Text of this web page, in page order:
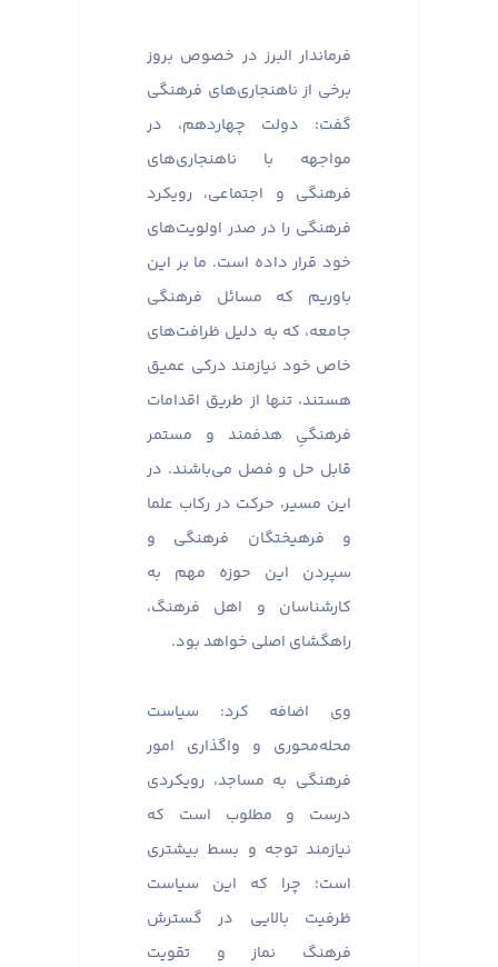
فرماندار البرز در خصوص بروز
برخی از ناهنجاری‌های فرهنگی
گفت: دولت چهاردهم، در
مواجهه با ناهنجاری‌های
فرهنگی و اجتماعی، رویکرد
فرهنگی را در صدر اولویت‌های
خود قرار داده است. ما بر این
باوریم که مسائل فرهنگی
جامعه، که به دلیل ظرافت‌های
خاص خود نیازمند درکی عمیق
هستند، تنها از طریق اقدامات
فرهنگیِ هدفمند و مستمر
قابل حل و فصل می‌باشند. در
این مسیر، حرکت در رکاب علما
و فرهیختگان فرهنگی و
سپردن این حوزه مهم به
کارشناسان و اهل فرهنگ،
راهگشای اصلی خواهد بود.
وی اضافه کرد: سیاست
محله‌محوری و واگذاری امور
فرهنگی به مساجد، رویکردی
درست و مطلوب است که
نیازمند توجه و بسط بیشتری
است؛ چرا که این سیاست
ظرفیت بالایی در گسترش
فرهنگ نماز و تقویت